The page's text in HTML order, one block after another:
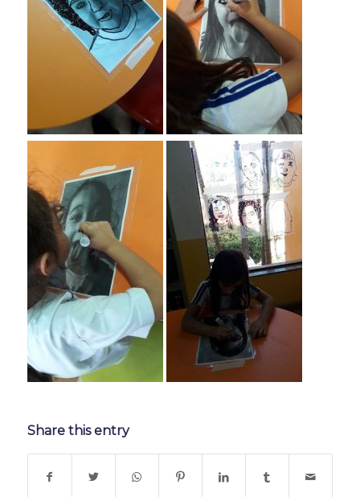
Share this entry